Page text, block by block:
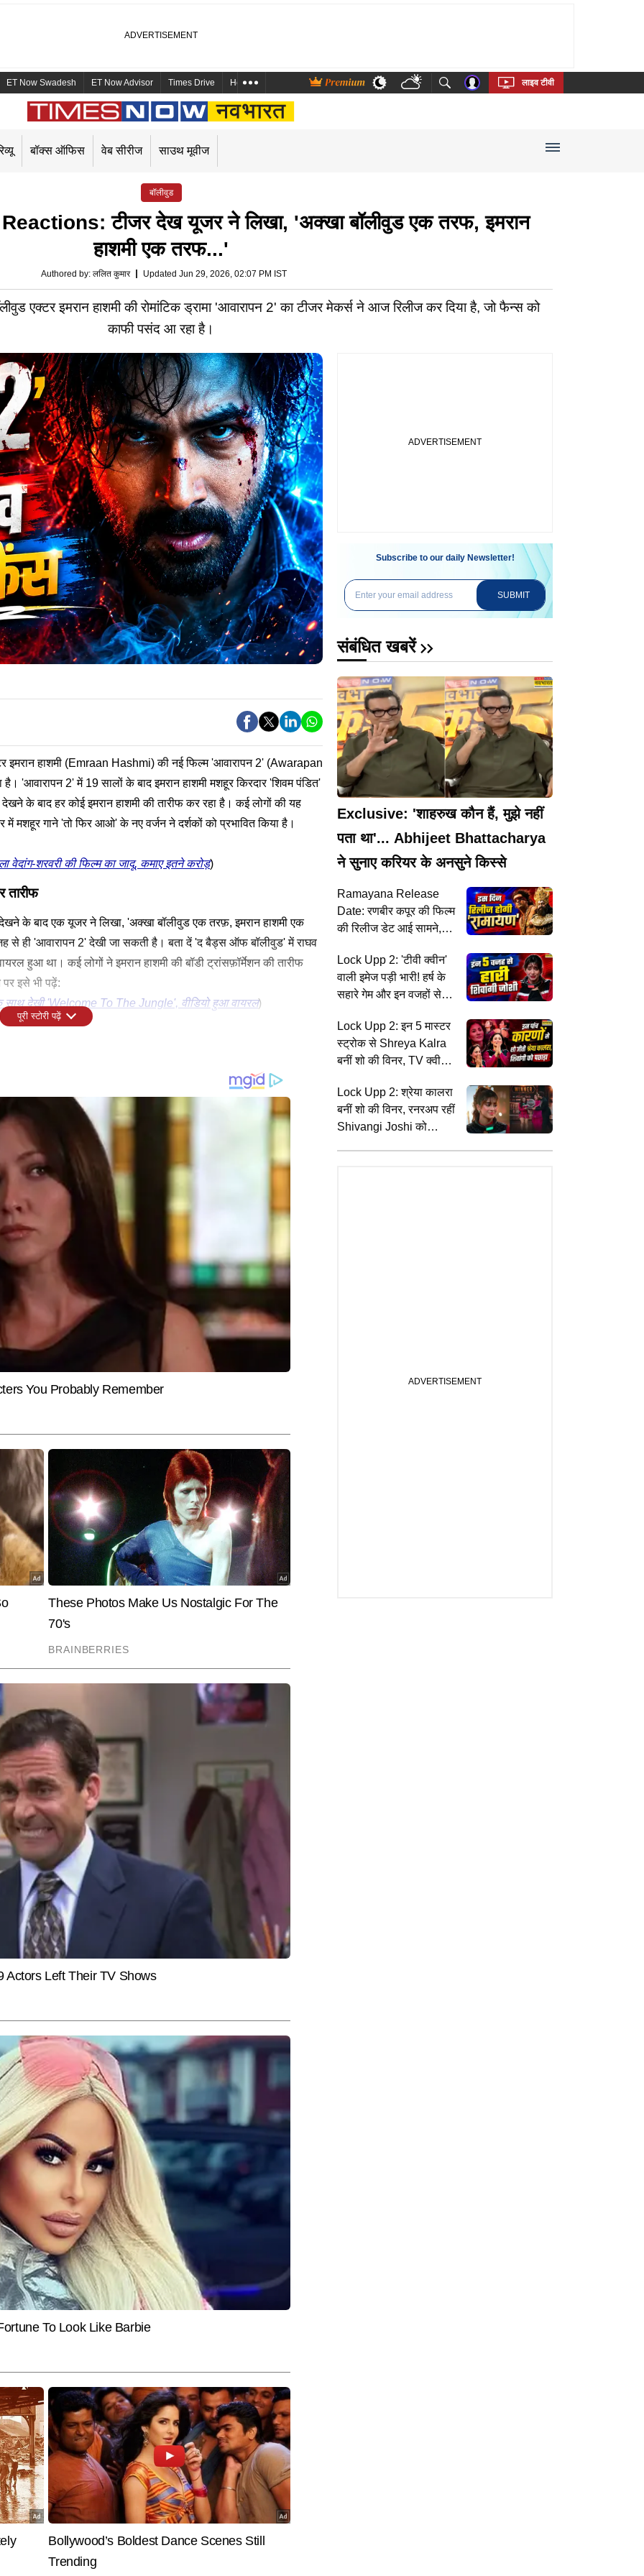
ET Now Swadesh ET Now Advisor Times Drive Health and Me Marathi Bengali Telugu Tamil Kannada Malayalam
लाइव टीवी
बॉक्स ऑफिस वेब सीरीज साउथ मूवीज
बॉलीवुड
टीजर देख यूजर ने लिखा, 'अक्खा बॉलीवुड एक तरफ, इमरान
हाशमी एक तरफ...'
Authored by: ललित कुमार Updated Jun 29, 2026, 02:07 PM IST
एक्टर इमरान हाशमी की रोमांटिक ड्रामा 'आवारापन 2' का टीजर मेकर्स ने आज रिलीज कर दिया है, जो फैन्स को
काफी पसंद आ रहा है।
इमरान हाशमी (Emraan Hashmi) की नई फिल्म 'आवारापन 2' (Awarapan
'आवारापन 2' में 19 सालों के बाद इमरान हाशमी मशहूर किरदार 'शिवम पंडित'
के बाद हर कोई इमरान हाशमी की तारीफ कर रहा है। कई लोगों की यह
में मशहूर गाने 'तो फिर आओ' के नए वर्जन ने दर्शकों को प्रभावित किया है।
शरवरी की फिल्म का जादू, कमाए इतने करोड़)
के बाद एक यूजर ने लिखा, 'अक्खा बॉलीवुड एक तरफ़, इमरान हाशमी एक
से ही 'आवारापन 2' देखी जा सकती है। बता दें 'द बैड्स ऑफ बॉलीवुड' में राघव
हुआ था। कई लोगों ने इमरान हाशमी की बॉडी ट्रांसफ़ॉर्मेशन की तारीफ
पर इसे भी पढ़ें:
साथ देखी 'Welcome To The Jungle', वीडियो हुआ वायरल)
पाटनी को कास्ट किया गया है। दोनों की ऑनस्क्रीन केमिस्ट्री को देखने
की यह फिल्म 14 अगस्त को रिलीज होने के लिए तैयार है।
में भारत का प्रतिनिधित्व
गोलकीपर बने मोहित एचएस
Bangladesh Measles: बांग्लादेश में
मौत; मृतकों की संख्या 854 पहुंची
की एंटरटेनमेंट टीम में बतौर राइटर जुड़े हैं। पत्रकारिता में डिप्लोमा करने के बाद
शुरू किया और बॉलीवुड, टीवी, वेब सीरीज और सेलेब्रिटी लाइफ से जुड़ी खबरों की गहरी
से अधिक का अनुभव रखने वाले ललित एंटरटेनमेंट इंडस्ट्री के ट्रेंड्स, ब्रेकिंग अपडेट्स,
अंदाज में पेश करने में माहिर हैं और अबतक 13,000 से अधिक आर्टिकल लिख चुके
End of Article
पूरी स्टोरी पढ़ें
Subscribe to our daily Newsletter!
SUBMIT
संबंधित खबरें
Exclusive: 'शाहरुख कौन हैं, मुझे नहीं
पता था'... Abhijeet Bhattacharya
ने सुनाए करियर के अनसुने किस्से
Ramayana Release
Date: रणबीर कपूर की फिल्म
की रिलीज डेट आई सामने,
Lock Upp 2: 'टीवी क्वीन'
वाली इमेज पड़ी भारी! हर्ष के
सहारे गेम और इन वजहों से
Lock Upp 2: इन 5 मास्टर
स्ट्रोक से Shreya Kalra
बनीं शो की विनर, TV क्वीन
करारी मात
Lock Upp 2: श्रेया कालरा
बनीं शो की विनर, रनरअप रहीं
Shivangi Joshi को